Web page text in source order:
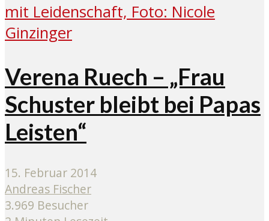
Verena Ruech – „Frau
Schuster bleibt bei Papas
Leisten“
15. Februar 2014
Andreas Fischer
3.969 Besucher